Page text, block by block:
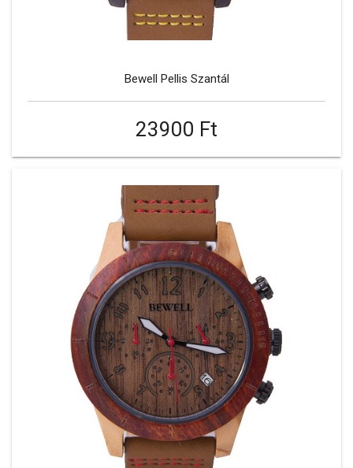
Bewell Pellis Szantál
23900 Ft